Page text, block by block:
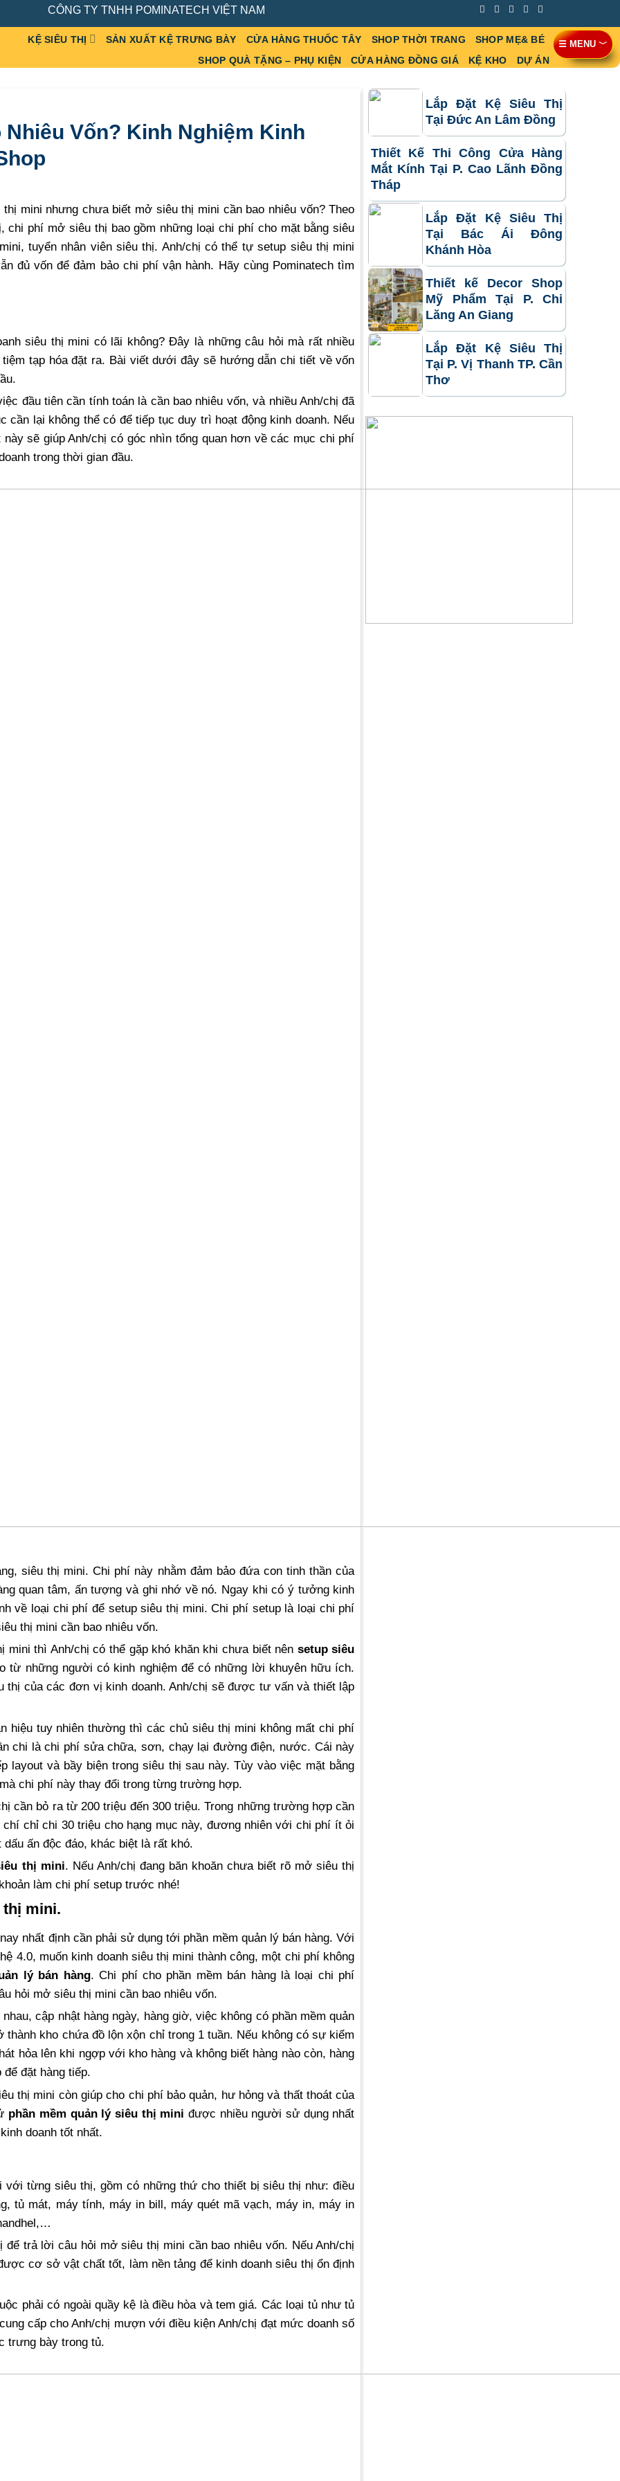
CÔNG TY TNHH POMINATECH VIỆT NAM
KỆ SIÊU THỊ SẢN XUẤT KỆ TRƯNG BÀY CỬA HÀNG THUỐC TÂY SHOP THỜI TRANG
SHOP MẸ& BÉ
SHOP QUÀ TẶNG – PHỤ KIỆN
CỬA HÀNG ĐỒNG GIÁ KỆ KHO DỰ ÁN
Vốn? Kinh Nghiệm Kinh
mini nhưng chưa biết mở siêu thị mini cần bao nhiêu vốn? Theo
chi phí mở siêu thị bao gồm những loại chi phí cho mặt bằng siêu
tuyển nhân viên siêu thị. Anh/chị có thể tự setup siêu thị mini
đủ vốn để đảm bảo chi phí vận hành. Hãy cùng Pominatech tìm
siêu thị mini có lãi không? Đây là những câu hỏi mà rất nhiều
tạp hóa đặt ra. Bài viết dưới đây sẽ hướng dẫn chi tiết về vốn
đầu tiên cần tính toán là cần bao nhiêu vốn, và nhiều Anh/chị đã
cần lại không thể có để tiếp tục duy trì hoạt động kinh doanh. Nếu
sẽ giúp Anh/chị có góc nhìn tổng quan hơn về các mục chi phí
trong thời gian đầu.
siêu thị mini. Chi phí này nhằm đảm bảo đứa con tinh thần của
quan tâm, ấn tượng và ghi nhớ về nó. Ngay khi có ý tưởng kinh
về loại chi phí để setup siêu thị mini. Chi phí setup là loại chi phí
thị mini cần bao nhiêu vốn.
thì Anh/chị có thể gặp khó khăn khi chưa biết nên setup siêu
từ những người có kinh nghiệm để có những lời khuyên hữu ích.
thị của các đơn vị kinh doanh. Anh/chị sẽ được tư vấn và thiết lập
hiệu tuy nhiên thường thì các chủ siêu thị mini không mất chi phí
chi là chi phí sửa chữa, sơn, chạy lại đường điện, nước. Cái này
layout và bầy biện trong siêu thị sau này. Tùy vào việc mặt bằng
chi phí này thay đổi trong từng trường hợp.
cần bỏ ra từ 200 triệu đến 300 triệu. Trong những trường hợp cần
chỉ chi 30 triệu cho hạng mục này, đương nhiên với chi phí ít ỏi
ấn độc đáo, khác biệt là rất khó.
thị mini. Nếu Anh/chị đang băn khoăn chưa biết rõ mở siêu thị
làm chi phí setup trước nhé!
thị mini.
nhất định cần phải sử dụng tới phần mềm quản lý bán hàng. Với
4.0, muốn kinh doanh siêu thị mini thành công, một chi phí không
lý bán hàng. Chi phí cho phần mềm bán hàng là loại chi phí
hỏi mở siêu thị mini cần bao nhiêu vốn.
cập nhật hàng ngày, hàng giờ, việc không có phần mềm quản
kho chứa đồ lộn xộn chỉ trong 1 tuần. Nếu không có sự kiểm
hỏa lên khi ngợp với kho hàng và không biết hàng nào còn, hàng
đặt hàng tiếp.
thị mini còn giúp cho chi phí bảo quản, hư hỏng và thất thoát của
phần mềm quản lý siêu thị mini được nhiều người sử dụng nhất
doanh tốt nhất.
từng siêu thị, gồm có những thứ cho thiết bị siêu thị như: điều
tủ mát, máy tính, máy in bill, máy quét mã vạch, máy in, máy in
trả lời câu hỏi mở siêu thị mini cần bao nhiêu vốn. Nếu Anh/chị
cơ sở vật chất tốt, làm nền tảng để kinh doanh siêu thị ổn định
phải có ngoài quầy kệ là điều hòa và tem giá. Các loại tủ như tủ
cấp cho Anh/chị mượn với điều kiện Anh/chị đạt mức doanh số
trưng bày trong tủ.
Lắp Đặt Kệ Siêu Thị
Tại Đức An Lâm Đồng
Thiết Kế Thi Công Cửa Hàng
Mắt Kính Tại P. Cao Lãnh Đồng
Tháp
Lắp Đặt Kệ Siêu Thị
Tại Bác Ái Đông
Khánh Hòa
Thiết kế Decor Shop
Mỹ Phẩm Tại P. Chi
Lăng An Giang
Lắp Đặt Kệ Siêu Thị
Tại P. Vị Thanh TP. Cần
Thơ
☰ MENU ﹀